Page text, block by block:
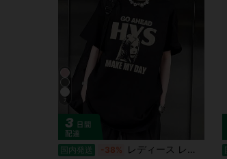
7
国内発送 -38% レディース レギュラーシルエット半袖 T シャツ ヴィンテージ英字グラフィックプリント クルーネックカジュアルトップス